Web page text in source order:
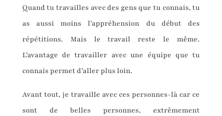
Quand tu travailles avec des gens que tu connais, tu
as aussi moins l’appréhension du début des
répétitions. Mais le travail reste le même.
L’avantage de travailler avec une équipe que tu
connais permet d’aller plus loin.
Avant tout, je travaille avec ces personnes-là car ce
sont de belles personnes, extrêmement